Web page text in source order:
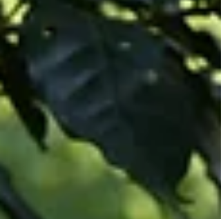
alteraciones significativas: los periodos de
precipitación se desplazan temporalmente,
los eventos de ca